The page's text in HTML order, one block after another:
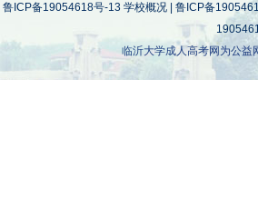
鲁ICP备19054618号-13 学校概况 鲁ICP备
临沂大学成人高考网为公益